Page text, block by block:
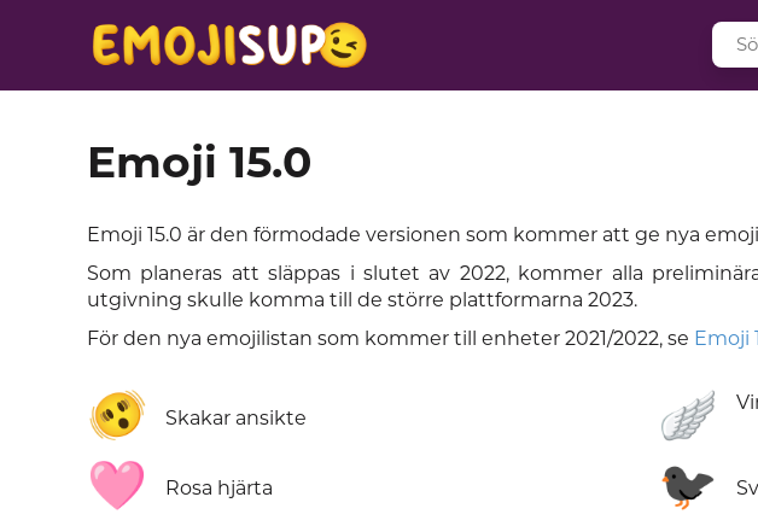
Emoji 15.0
Emoji 15.0 är den förmodade versionen som kommer att ge nya
Som planeras att släppas i slutet av 2022, kommer alla
utgivning skulle komma till de större plattformarna 2023.
För den nya emojilistan som kommer till enheter 2021/2022, se Emoji
🫨 Skakar ansikte
🩷 Rosa hjärta
🪽
🐦‍⬛